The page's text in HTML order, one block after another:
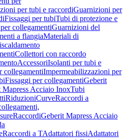
per tubi e raccordiGuarnizioni per
Fissaggi per tubiTubi di protezione e
collegamentiGuarnizioni del
a flangiaMateriali di
Collettori con raccordo
AccessoriIsolanti per tubi e
collegamentiImpermeabilizzazioni per
Fissaggi per collegamentiGeberit
Mapress Acciaio InoxTubi
RiduzioniCurveRaccordi a
RaccordiGeberit Mapress Acciaio
Raccordi a TAdattatori fissiAdattatori